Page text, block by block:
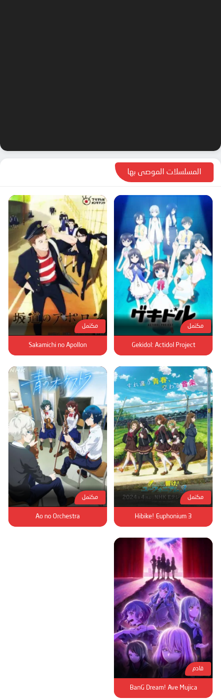
المسلسلات الموصى بها
مكتمل
Gekidol: Actidol Project
مكتمل
Sakamichi no Apollon
مكتمل
Hibike! Euphonium 3
مكتمل
Ao no Orchestra
قادم
BanG Dream! Ave Mujica